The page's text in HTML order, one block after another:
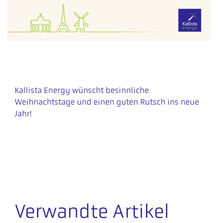
Kallista Energy wünscht besinnliche
Weihnachtstage und einen guten Rutsch ins neue
Jahr!
Verwandte Artikel